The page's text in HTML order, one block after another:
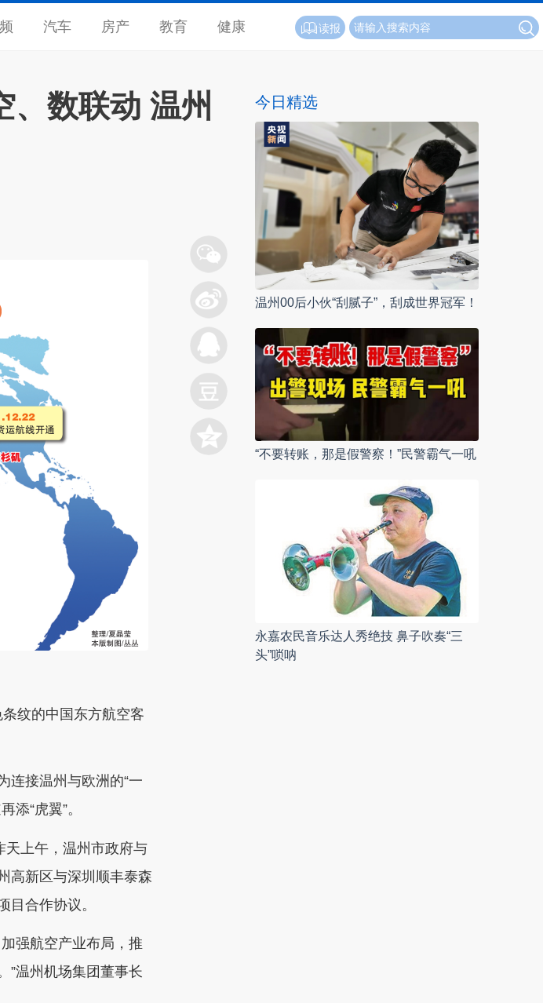
汽车 房产 教育 健康 读报
、数联动 温州
纹的中国东方航空客
接温州与欧洲的“一
“虎翼”。
上午，温州市政府与
高新区与深圳顺丰泰森
合作协议。
强航空产业布局，推
”温州机场集团董事长
今日精选
温州00后小伙“刮腻子”，刮成世界冠军！
“不要转账，那是假警察！”民警霸气一吼
永嘉农民音乐达人秀绝技 鼻子吹奏“三
头”唢呐